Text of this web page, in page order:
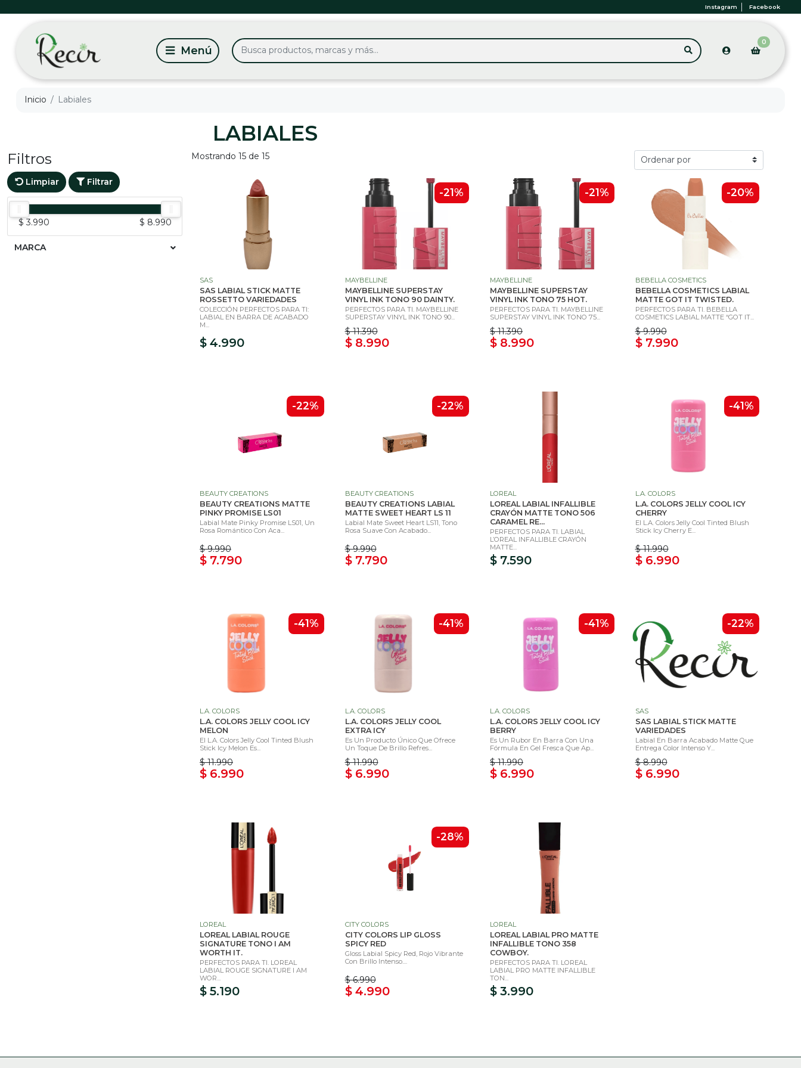
Instagram Facebook
0
Inicio Labiales
LABIALES
Filtros
Limpiar Filtrar
$ 3.990 $ 8.990
MARCA
Mostrando 15 de 15
SAS
SAS LABIAL STICK MATTE
ROSSETTO VARIEDADES
COLECCIÓN PERFECTOS PARA TI:
LABIAL EN BARRA DE ACABADO
M...
$ 4.990
-21%
MAYBELLINE
MAYBELLINE SUPERSTAY
VINYL INK TONO 90 DAINTY.
PERFECTOS PARA TI. MAYBELLINE
SUPERSTAY VINYL INK TONO 90...
$ 11.390
$ 8.990
-21%
MAYBELLINE
MAYBELLINE SUPERSTAY
VINYL INK TONO 75 HOT.
PERFECTOS PARA TI. MAYBELLINE
SUPERSTAY VINYL INK TONO 75...
$ 11.390
$ 8.990
-20%
BEBELLA COSMETICS
BEBELLA COSMETICS LABIAL
MATTE GOT IT TWISTED.
PERFECTOS PARA TI. BEBELLA
COSMETICS LABIAL MATTE “GOT IT...
$ 9.990
$ 7.990
-22%
BEAUTY CREATIONS
BEAUTY CREATIONS MATTE
PINKY PROMISE LS01
Labial Mate Pinky Promise LS01, Un
Rosa Romántico Con Aca...
$ 9.990
$ 7.790
-22%
BEAUTY CREATIONS
BEAUTY CREATIONS LABIAL
MATTE SWEET HEART LS 11
Labial Mate Sweet Heart LS11, Tono
Rosa Suave Con Acabado...
$ 9.990
$ 7.790
LOREAL
LOREAL LABIAL INFALLIBLE
CRAYÓN MATTE TONO 506
CARAMEL RE...
PERFECTOS PARA TI. LABIAL
L’OREAL INFALLIBLE CRAYÓN
MATTE...
$ 7.590
-41%
L.A. COLORS
L.A. COLORS JELLY COOL ICY
CHERRY
El L.A. Colors Jelly Cool Tinted Blush
Stick Icy Cherry E...
$ 11.990
$ 6.990
-41%
L.A. COLORS
L.A. COLORS JELLY COOL ICY
MELON
El L.A. Colors Jelly Cool Tinted Blush
Stick Icy Melon Es...
$ 11.990
$ 6.990
-41%
L.A. COLORS
L.A. COLORS JELLY COOL
EXTRA ICY
Es Un Producto Único Que Ofrece
Un Toque De Brillo Refres...
$ 11.990
$ 6.990
-41%
L.A. COLORS
L.A. COLORS JELLY COOL ICY
BERRY
Es Un Rubor En Barra Con Una
Fórmula En Gel Fresca Que Ap...
$ 11.990
$ 6.990
-22%
SAS
SAS LABIAL STICK MATTE
VARIEDADES
Labial En Barra Acabado Matte Que
Entrega Color Intenso Y...
$ 8.990
$ 6.990
LOREAL
LOREAL LABIAL ROUGE
SIGNATURE TONO I AM
WORTH IT.
PERFECTOS PARA TI. LOREAL
LABIAL ROUGE SIGNATURE I AM
WOR...
$ 5.190
-28%
CITY COLORS
CITY COLORS LIP GLOSS
SPICY RED
Gloss Labial Spicy Red, Rojo Vibrante
Con Brillo Intenso....
$ 6.990
$ 4.990
LOREAL
LOREAL LABIAL PRO MATTE
INFALLIBLE TONO 358
COWBOY.
PERFECTOS PARA TI. LOREAL
LABIAL PRO MATTE INFALLIBLE
TON...
$ 3.990